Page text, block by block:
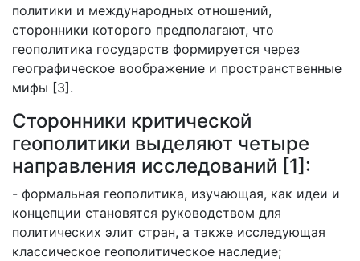
политики и международных отношений,
сторонники которого предполагают, что
геополитика государств формируется через
географическое воображение и пространственные
мифы [3].
Сторонники критической
геополитики выделяют четыре
направления исследований [1]:
- формальная геополитика, изучающая, как идеи и
концепции становятся руководством для
политических элит стран, а также исследующая
классическое геополитическое наследие;